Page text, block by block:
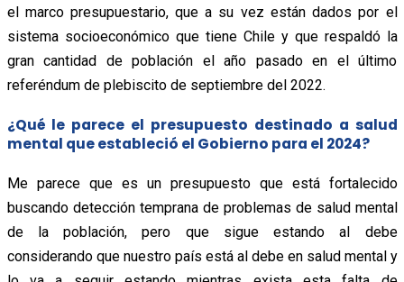
el marco presupuestario, que a su vez están dados por el
sistema socioeconómico que tiene Chile y que respaldó la
gran cantidad de población el año pasado en el último
referéndum de plebiscito de septiembre del 2022.
¿Qué le parece el presupuesto destinado a salud
mental que estableció el Gobierno para el 2024?
Me parece que es un presupuesto que está fortalecido
buscando detección temprana de problemas de salud mental
de la población, pero que sigue estando al debe
considerando que nuestro país está al debe en salud mental y